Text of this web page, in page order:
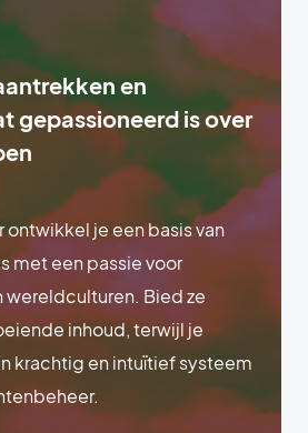
en
gepassioneerd is over
ontwikkel je een basis van
met een passie voor
Bied ze
inhoud, terwijl je
krachtig en intuïtief systeem